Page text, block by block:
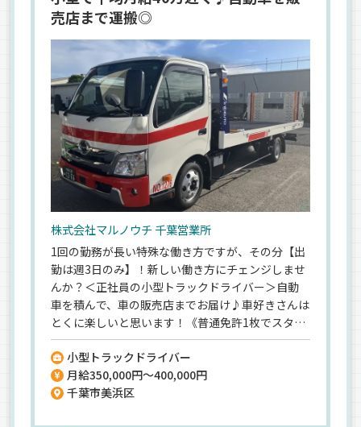
売店まで運搬◎
株式会社マルノウチ 千葉営業所
1回の勤務が長い特殊な働き方ですが、その分【出
勤は週3日のみ】！新しい働き方にチェンジしませ
んか？＜正社員の小型トラックドライバー＞自動
車を積んで、車の販売店までお届け♪車好きさんは
とくに楽しいと思います！《普通免許1枚でスター
ト可》《トラック運転手の未経験歓迎》《運搬・
配送・輸送の未経験OK》まずはご相談だけでもお
気軽にどうぞ◎＼入社祝い金50万円あり／
小型トラックドライバー
月給350,000円～400,000円
千葉市美浜区